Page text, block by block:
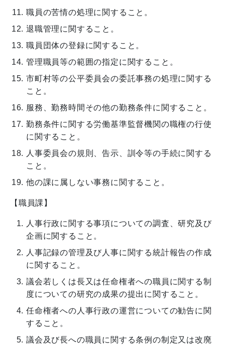
職員の苦情の処理に関すること。
退職管理に関すること。
職員団体の登録に関すること。
管理職員等の範囲の指定に関すること。
市町村等の公平委員会の委託事務の処理に関する
こと。
服務、勤務時間その他の勤務条件に関すること。
勤務条件に関する労働基準監督機関の職権の行使
に関すること。
人事委員会の規則、告示、訓令等の手続に関する
こと。
他の課に属しない事務に関すること。
【職員課】
人事行政に関する事項についての調査、研究及び
企画に関すること。
人事記録の管理及び人事に関する統計報告の作成
に関すること。
議会若しくは長又は任命権者への職員に関する制
度についての研究の成果の提出に関すること。
任命権者への人事行政の運営についての勧告に関
すること。
議会及び長への職員に関する条例の制定又は改廃